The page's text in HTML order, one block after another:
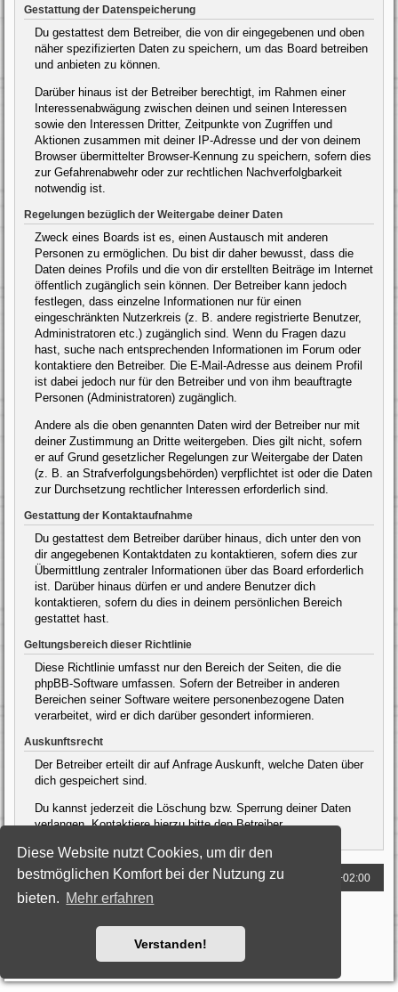
Diese Website nutzt Cookies, um dir den
bestmöglichen Komfort bei der Nutzung zu
bieten. Mehr erfahren
Verstanden!
Gestattung der Datenspeicherung
Du gestattest dem Betreiber, die von dir eingegebenen und oben
näher spezifizierten Daten zu speichern, um das Board betreiben
und anbieten zu können.
Darüber hinaus ist der Betreiber berechtigt, im Rahmen einer
Interessenabwägung zwischen deinen und seinen Interessen
sowie den Interessen Dritter, Zeitpunkte von Zugriffen und
Aktionen zusammen mit deiner IP-Adresse und der von deinem
Browser übermittelter Browser-Kennung zu speichern, sofern dies
zur Gefahrenabwehr oder zur rechtlichen Nachverfolgbarkeit
notwendig ist.
Regelungen bezüglich der Weitergabe deiner Daten
Zweck eines Boards ist es, einen Austausch mit anderen
Personen zu ermöglichen. Du bist dir daher bewusst, dass die
Daten deines Profils und die von dir erstellten Beiträge im Internet
öffentlich zugänglich sein können. Der Betreiber kann jedoch
festlegen, dass einzelne Informationen nur für einen
eingeschränkten Nutzerkreis (z. B. andere registrierte Benutzer,
Administratoren etc.) zugänglich sind. Wenn du Fragen dazu
hast, suche nach entsprechenden Informationen im Forum oder
kontaktiere den Betreiber. Die E-Mail-Adresse aus deinem Profil
ist dabei jedoch nur für den Betreiber und von ihm beauftragte
Personen (Administratoren) zugänglich.
Andere als die oben genannten Daten wird der Betreiber nur mit
deiner Zustimmung an Dritte weitergeben. Dies gilt nicht, sofern
er auf Grund gesetzlicher Regelungen zur Weitergabe der Daten
(z. B. an Strafverfolgungsbehörden) verpflichtet ist oder die Daten
zur Durchsetzung rechtlicher Interessen erforderlich sind.
Gestattung der Kontaktaufnahme
Du gestattest dem Betreiber darüber hinaus, dich unter den von
dir angegebenen Kontaktdaten zu kontaktieren, sofern dies zur
Übermittlung zentraler Informationen über das Board erforderlich
ist. Darüber hinaus dürfen er und andere Benutzer dich
kontaktieren, sofern du dies in deinem persönlichen Bereich
gestattet hast.
Geltungsbereich dieser Richtlinie
Diese Richtlinie umfasst nur den Bereich der Seiten, die die
phpBB-Software umfassen. Sofern der Betreiber in anderen
Bereichen seiner Software weitere personenbezogene Daten
verarbeitet, wird er dich darüber gesondert informieren.
Auskunftsrecht
Der Betreiber erteilt dir auf Anfrage Auskunft, welche Daten über
dich gespeichert sind.
Du kannst jederzeit die Löschung bzw. Sperrung deiner Daten
verlangen. Kontaktiere hierzu bitte den Betreiber.
Foren-Übersicht Alle Zeiten sind UTC+02:00
Powered byphpBB® Forum Software © phpBB Limited
Deutsche Übersetzung durchphpBB.de
Style: Black-Silver by Joyce&Luna
phpBB-Style-Design
Nutzungsbedingungen